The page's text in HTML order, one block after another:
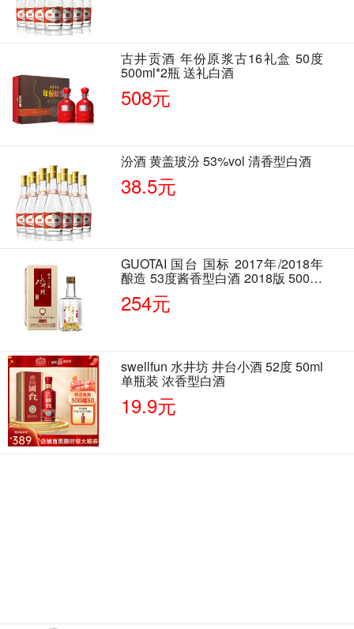
古井贡酒 年份原浆古16礼盒 50度
500ml*2瓶 送礼白酒
508元
汾酒 黄盖玻汾 53%vol 清香型白酒
38.5元
GUOTAI 国台 国标 2017年/2018年
酿造 53度酱香型白酒 2018版 500ml
单瓶装
254元
swellfun 水井坊 井台小酒 52度 50ml
单瓶装 浓香型白酒
19.9元